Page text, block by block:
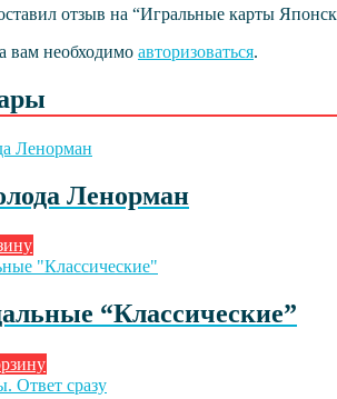
отзыв на “Игральные карты
вам необходимо авторизоваться.
Ленорман
“Классические”